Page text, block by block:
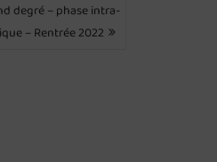
degré – phase intra-
– Rentrée 2022